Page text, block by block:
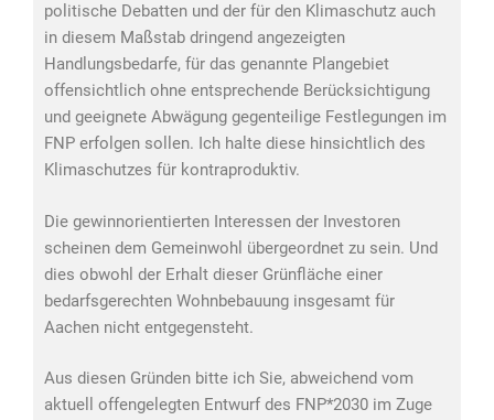
politische Debatten und der für den Klimaschutz auch
in diesem Maßstab dringend angezeigten
Handlungsbedarfe, für das genannte Plangebiet
offensichtlich ohne entsprechende Berücksichtigung
und geeignete Abwägung gegenteilige Festlegungen im
FNP erfolgen sollen. Ich halte diese hinsichtlich des
Klimaschutzes für kontraproduktiv.
Die gewinnorientierten Interessen der Investoren
scheinen dem Gemeinwohl übergeordnet zu sein. Und
dies obwohl der Erhalt dieser Grünfläche einer
bedarfsgerechten Wohnbebauung insgesamt für
Aachen nicht entgegensteht.
Aus diesen Gründen bitte ich Sie, abweichend vom
aktuell offengelegten Entwurf des FNP*2030 im Zuge